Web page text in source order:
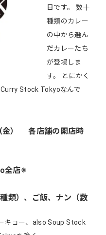
日です。 数十
種類のカレー
の中から選ん
だカレーたち
が登場しま
す。 とにかく
Stock Tokyoなんで
金） 各店舗の開店時
全店※
類）、ご飯、ナン（数
キョー、also Soup Stock